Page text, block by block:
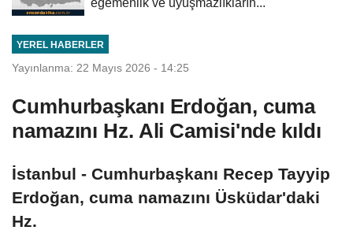
YEREL HABERLER
Yayınlanma: 22 Mayıs 2026 - 14:25
Cumhurbaşkanı Erdoğan, cuma
namazını Hz. Ali Camisi'nde kıldı
İstanbul - Cumhurbaşkanı Recep Tayyip
Erdoğan, cuma namazını Üsküdar'daki
Hz.